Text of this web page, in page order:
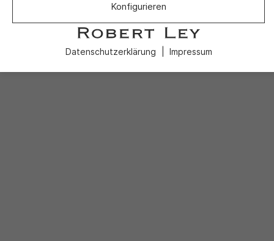
Konfigurieren
Datenschutzerklärung Impressum